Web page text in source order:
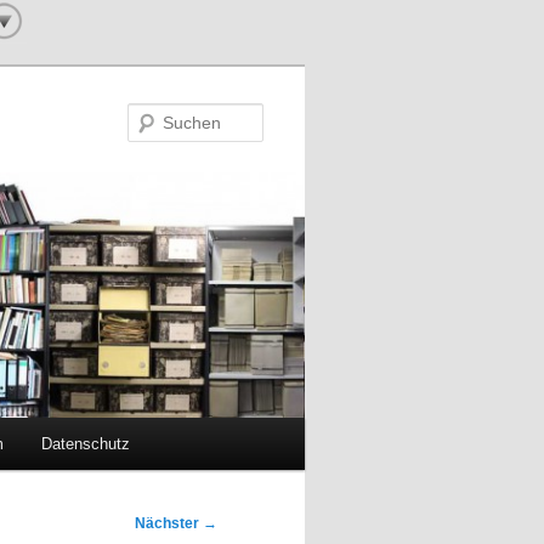
Datenschutz
Nächster →